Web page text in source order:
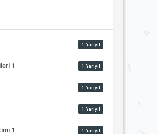
1.Yarıyıl
1 1.Yarıyıl
1.Yarıyıl
1.Yarıyıl
1 1.Yarıyıl